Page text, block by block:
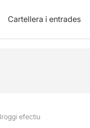
Cartellera i entrades
efectiu